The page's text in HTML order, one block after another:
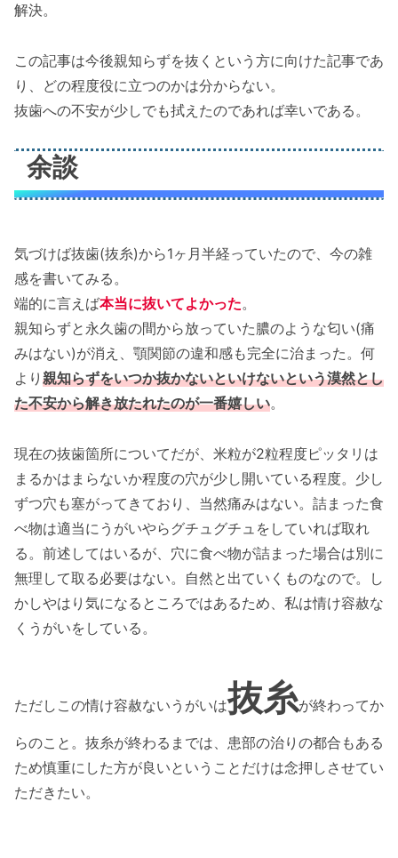
解決。
この記事は今後親知らずを抜くという方に向けた記事であ
り、どの程度役に立つのかは分からない。
抜歯への不安が少しでも拭えたのであれば幸いである。
余談
気づけば抜歯(抜糸)から1ヶ月半経っていたので、今の雑
感を書いてみる。
端的に言えば本当に抜いてよかった。
親知らずと永久歯の間から放っていた膿のような匂い(痛
みはない)が消え、顎関節の違和感も完全に治まった。何
より 親知らずをいつか抜かないといけないという漠然とし
た不安から解き放たれたのが一番嬉しい。
現在の抜歯箇所についてだが、米粒が2粒程度ピッタリは
まるかはまらないか程度の穴が少し開いている程度。少し
ずつ穴も塞がってきており、当然痛みはない。詰まった食
べ物は適当にうがいやらグチュグチュをしていれば取れ
る。前述してはいるが、穴に食べ物が詰まった場合は別に
無理して取る必要はない。自然と出ていくものなので。し
かしやはり気になるところではあるため、私は情け容赦な
くうがいをしている。
ただしこの情け容赦ないうがいは抜糸が終わってか
らのこと。抜糸が終わるまでは、患部の治りの都合もある
ため慎重にした方が良いということだけは念押しさせてい
ただきたい。